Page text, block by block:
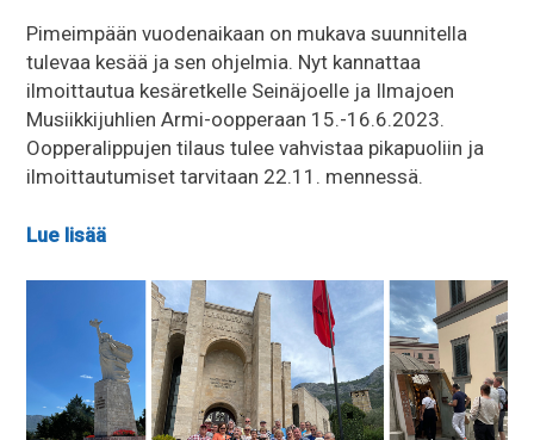
Pimeimpään vuodenaikaan on mukava suunnitella
tulevaa kesää ja sen ohjelmia. Nyt kannattaa
ilmoittautua kesäretkelle Seinäjoelle ja Ilmajoen
Musiikkijuhlien Armi-oopperaan 15.-16.6.2023.
Oopperalippujen tilaus tulee vahvistaa pikapuoliin ja
ilmoittautumiset tarvitaan 22.11. mennessä.
Lue lisää